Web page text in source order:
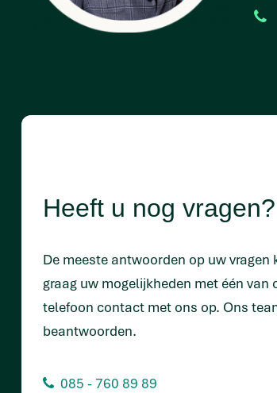
Heeft u nog vragen?
De meeste antwoorden op uw vragen
graag uw mogelijkheden met één
telefoon contact met ons op. Ons
beantwoorden.
085 - 760 89 89